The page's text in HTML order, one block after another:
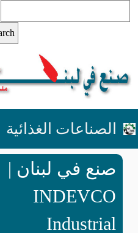
الصناعات الغذائية
صنع في لبنان |
INDEVCO
Industrial